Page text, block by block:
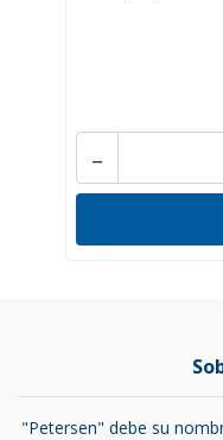
-
"Petersen" debe su